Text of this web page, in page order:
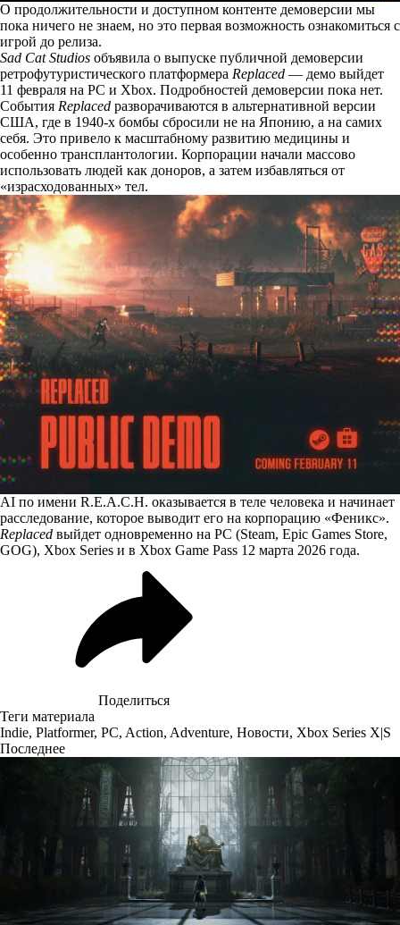
О продолжительности и доступном контенте демоверсии мы
пока ничего не знаем, но это первая возможность ознакомиться с
игрой до релиза.
Sad Cat Studios объявила о выпуске публичной демоверсии
ретрофутуристического платформера Replaced — демо выйдет
11 февраля на PC и Xbox. Подробностей демоверсии пока нет.
События Replaced разворачиваются в альтернативной версии
США, где в 1940-х бомбы сбросили не на Японию, а на самих
себя. Это привело к масштабному развитию медицины и
особенно трансплантологии. Корпорации начали массово
использовать людей как доноров, а затем избавляться от
«израсходованных» тел.
AI по имени R.E.A.C.H. оказывается в теле человека и начинает
расследование, которое выводит его на корпорацию «Феникс».
Replaced выйдет одновременно на PC (Steam, Epic Games Store,
GOG), Xbox Series и в Xbox Game Pass 12 марта 2026 года.
Поделиться
Теги материала
Indie, Platformer, PC, Action, Adventure, Новости, Xbox Series X|S
Последнее